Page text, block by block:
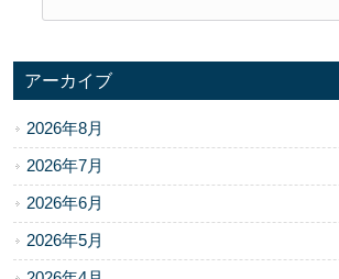
アーカイブ
2026年8月
2026年7月
2026年6月
2026年5月